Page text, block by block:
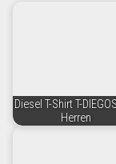
Diesel T-Shirt T-
Herren